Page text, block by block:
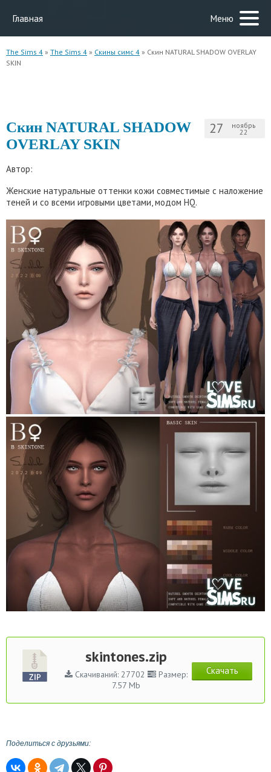
Главная Меню
The Sims 4 » The Sims 4 » Скины симс 4 » Скин NATURAL SHADOW OVERLAY
SKIN
27 ноябрь
22
Скин NATURAL SHADOW
OVERLAY SKIN
Автор:
Женские натуральные оттенки кожи совместимые с наложение
теней и со всеми игровыми цветами, модом HQ.
skintones.zip
Скачиваний: 27702
Размер:
7.57 Mb
Скачать
Поделиться с друзьями: